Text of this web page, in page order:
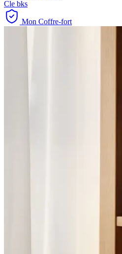
Cle bks
Mon Coffre-fort